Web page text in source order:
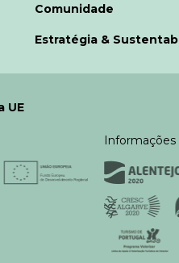
Comunidade
Estratégia &
UE